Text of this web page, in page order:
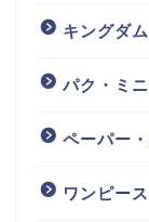
キングダム
パク・ミ
ペーパー
ワンピース